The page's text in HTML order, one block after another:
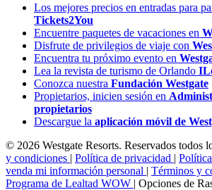
Los mejores precios en entradas para
Tickets2You
Encuentre paquetes de vacaciones en
Disfrute de privilegios de viaje con
Encuentra tu próximo evento en
Lea la revista de turismo de Orlando
Conozca nuestra Fundación Westgate
Propietarios, inicien sesión en
propietarios
Descargue la aplicación móvil de
© 2026 Westgate Resorts. Reservados todos
y condiciones | Política de privacidad |
venda mi información personal | Términos y
Programa de Lealtad WOW | Opciones de